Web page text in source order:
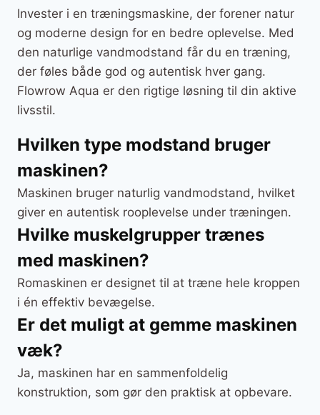
Invester i en træningsmaskine, der forener natur
og moderne design for en bedre oplevelse. Med
den naturlige vandmodstand får du en træning,
der føles både god og autentisk hver gang.
Flowrow Aqua er den rigtige løsning til din aktive
livsstil.
Hvilken type modstand bruger
maskinen?
Maskinen bruger naturlig vandmodstand, hvilket
giver en autentisk rooplevelse under træningen.
Hvilke muskelgrupper trænes
med maskinen?
Romaskinen er designet til at træne hele kroppen
i én effektiv bevægelse.
Er det muligt at gemme maskinen
væk?
Ja, maskinen har en sammenfoldelig
konstruktion, som gør den praktisk at opbevare.